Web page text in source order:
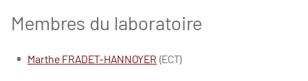
Membres du laboratoire
Marthe FRADET-HANNOYER (ECT)